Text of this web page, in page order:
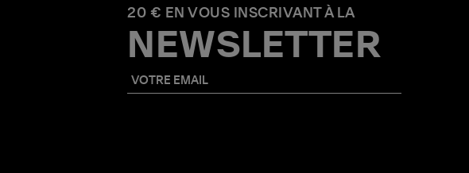
20 € EN VOUS INSCRIVANT À LA
NEWSLETTER